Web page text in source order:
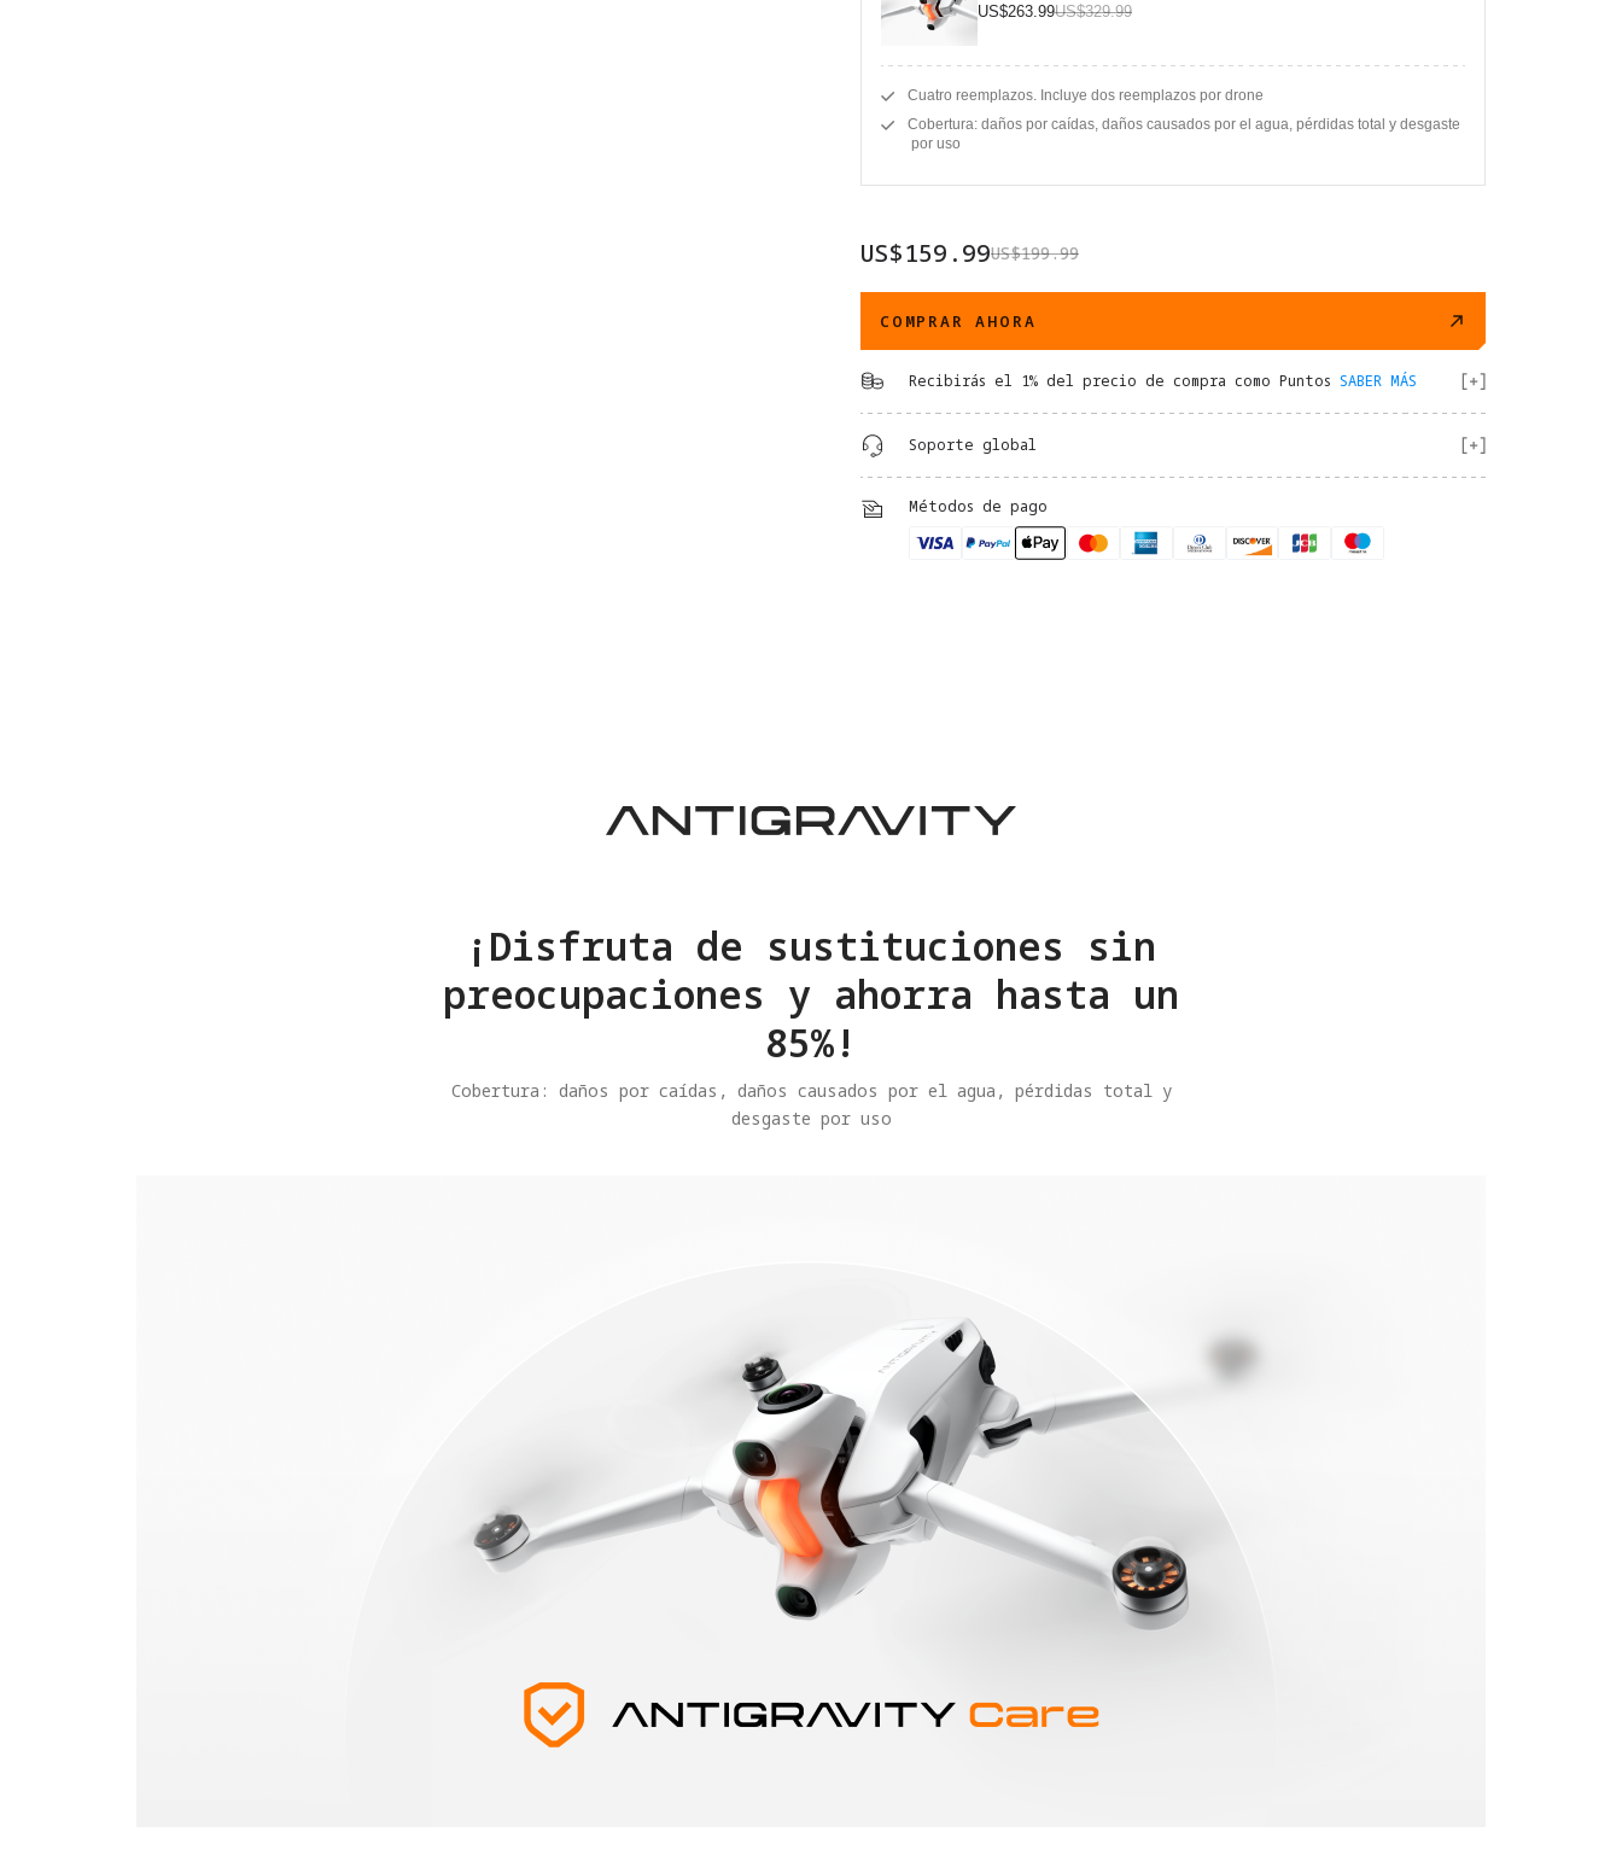
US$263.99US$329.99
Cuatro reemplazos. Incluye dos reemplazos por drone
Cobertura: daños por caídas, daños causados por el agua, pérdidas total y desgaste
por uso
US$159.99US$199.99
COMPRAR AHORA
Recibirás el 1% del precio de compra como Puntos SABER MÁS
Soporte global
Métodos de pago
¡Disfruta de sustituciones sin
preocupaciones y ahorra hasta un
85%!
Cobertura: daños por caídas, daños causados por el agua, pérdidas total y
desgaste por uso